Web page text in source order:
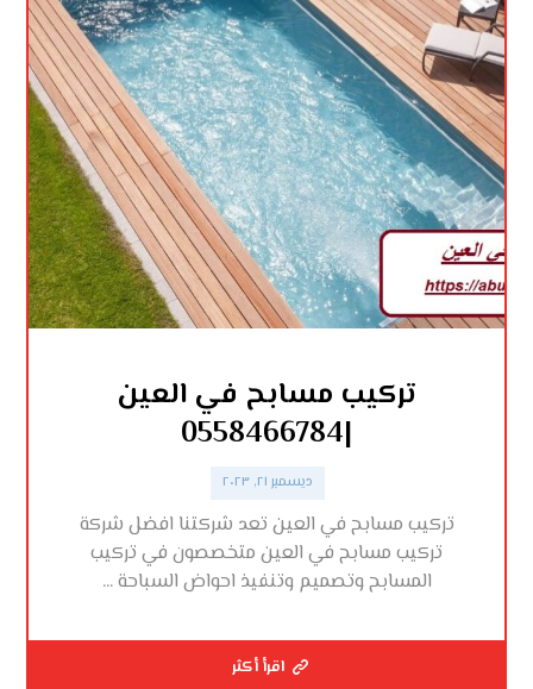
تركيب مسابح في العين
|0558466784
ديسمبر ٢١, ٢٠٢٣
تركيب مسابح في العين تعد شركتنا افضل شركة
تركيب مسابح في العين متخصصون في تركيب
المسابح وتصميم وتنفيذ احواض السباحة ...
اقرأ أكثر